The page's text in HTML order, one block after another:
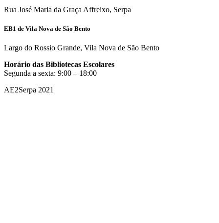
Rua José Maria da Graça Affreixo, Serpa
EB1 de Vila Nova de São Bento
Largo do Rossio Grande, Vila Nova de São Bento
Horário das Bibliotecas Escolares
Segunda a sexta: 9:00 – 18:00
AE2Serpa 2021